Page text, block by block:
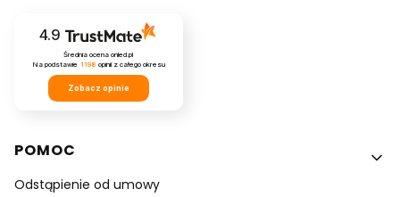
4.9
Średnia ocena onled.pl
Na podstawie 1198 opinii z całego okresu
Zobacz opinie
Linki w stopce
POMOC
Odstąpienie od umowy